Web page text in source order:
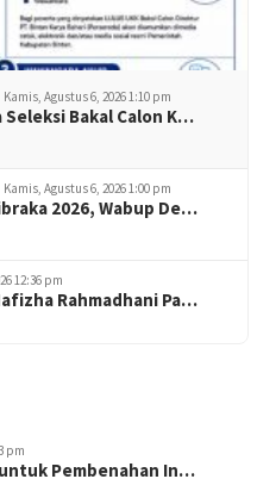
Kamis, Agustus 6, 2026 1:10 pm
Seleksi Bakal Calon K…
Kamis, Agustus 6, 2026 1:00 pm
2026, Wabup De…
12:36 pm
Rahmadhani Pa…
pm
Pembenahan In…